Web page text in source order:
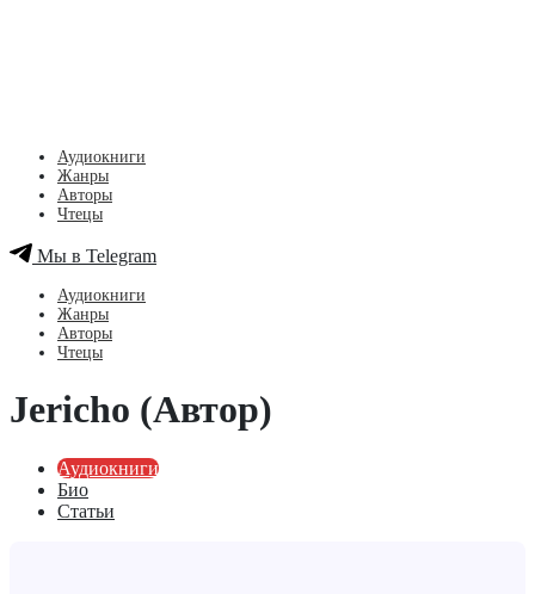
Аудиокниги
Жанры
Авторы
Чтецы
Мы в Telegram
Аудиокниги
Жанры
Авторы
Чтецы
Jericho (Автор)
Аудиокниги
Био
Статьи